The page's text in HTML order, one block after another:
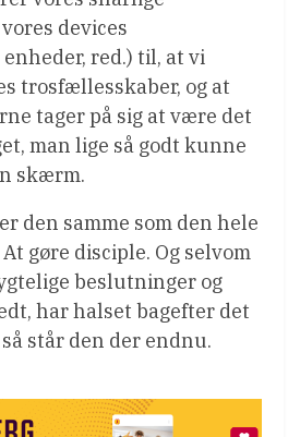
devices
red.) til, at vi
trosfællesskaber, og at
tager på sig at være det
man lige så godt kunne
skærm.
den samme som den hele
gøre disciple. Og selvom
beslutninger og
har halset bagefter det
står den der endnu.